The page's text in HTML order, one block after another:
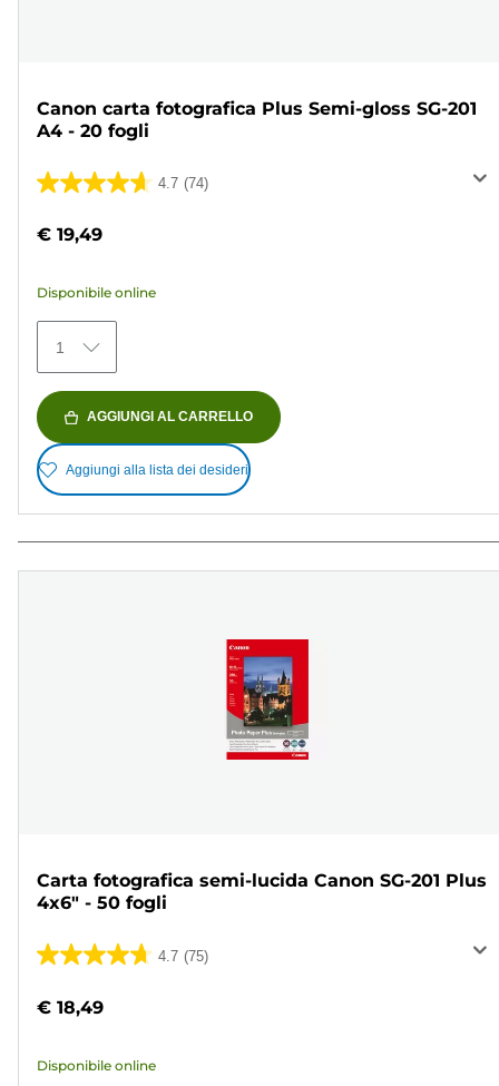
Canon carta fotografica Plus Semi-gloss SG-201
A4 - 20 fogli
4.7 (74)
4.7
5
74
recensioni
€ 19,49
Disponibile online
1
AGGIUNGI AL CARRELLO
Aggiungi alla lista dei desideri
Carta fotografica semi-lucida Canon SG-201 Plus
4x6" - 50 fogli
4.7 (75)
4.7
5
75
€ 18,49
Disponibile online